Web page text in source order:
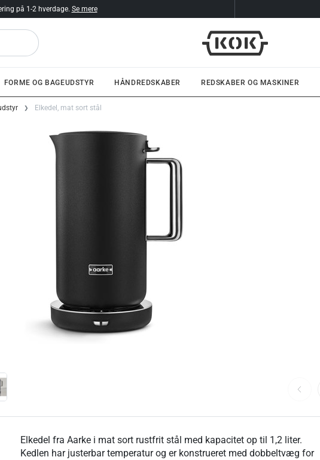
på 1-2 hverdage. Se mere
FORME OG BAGEUDSTYR HÅNDREDSKABER REDSKABER OG MASKINER
Elkedel, mat sort stål
Elkedel fra Aarke i mat sort rustfrit stål med kapacitet op til 1,2 liter.
Kedlen har justerbar temperatur og er konstrueret med dobbeltvæg for